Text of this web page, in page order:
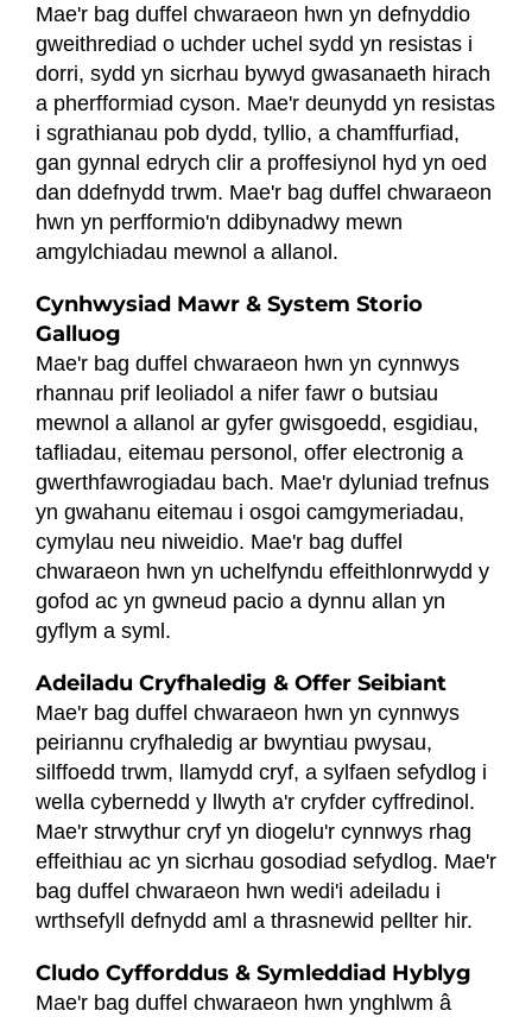
Mae'r bag duffel chwaraeon hwn yn defnyddio
gweithrediad o uchder uchel sydd yn resistas i
dorri, sydd yn sicrhau bywyd gwasanaeth hirach
a pherfformiad cyson. Mae'r deunydd yn resistas
i sgrathianau pob dydd, tyllio, a chamffurfiad,
gan gynnal edrych clir a proffesiynol hyd yn oed
dan ddefnydd trwm. Mae'r bag duffel chwaraeon
hwn yn perfformio'n ddibynadwy mewn
amgylchiadau mewnol a allanol.
Cynhwysiad Mawr & System Storio
Galluog
Mae'r bag duffel chwaraeon hwn yn cynnwys
rhannau prif leoliadol a nifer fawr o butsiau
mewnol a allanol ar gyfer gwisgoedd, esgidiau,
tafliadau, eitemau personol, offer electronig a
gwerthfawrogiadau bach. Mae'r dyluniad trefnus
yn gwahanu eitemau i osgoi camgymeriadau,
cymylau neu niweidio. Mae'r bag duffel
chwaraeon hwn yn uchelfyndu effeithlonrwydd y
gofod ac yn gwneud pacio a dynnu allan yn
gyflym a syml.
Adeiladu Cryfhaledig & Offer Seibiant
Mae'r bag duffel chwaraeon hwn yn cynnwys
peiriannu cryfhaledig ar bwyntiau pwysau,
silffoedd trwm, llamydd cryf, a sylfaen sefydlog i
wella cybernedd y llwyth a'r cryfder cyffredinol.
Mae'r strwythur cryf yn diogelu'r cynnwys rhag
effeithiau ac yn sicrhau gosodiad sefydlog. Mae'r
bag duffel chwaraeon hwn wedi'i adeiladu i
wrthsefyll defnydd aml a thrasnewid pellter hir.
Cludo Cyfforddus & Symleddiad Hyblyg
Mae'r bag duffel chwaraeon hwn ynghlwm â